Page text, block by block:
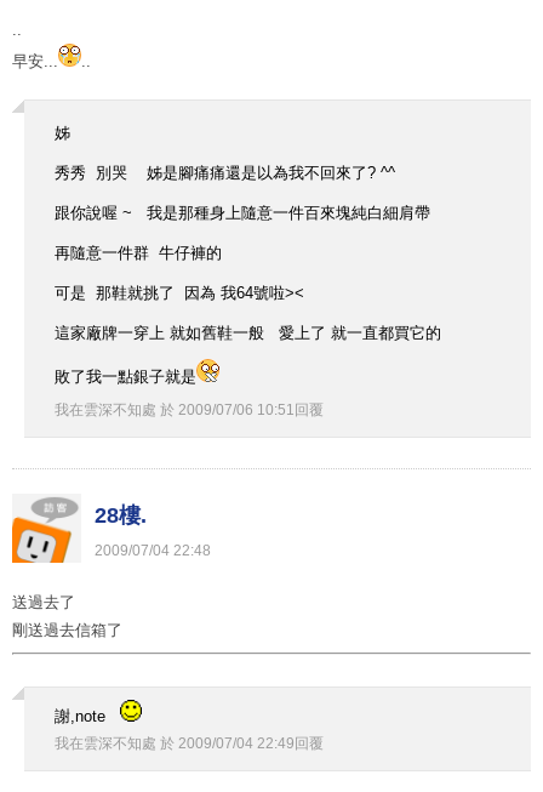
..
早安...
..
姊
秀秀 別哭 姊是腳痛痛還是以為我不回來了? ^^
跟你說喔 ~ 我是那種身上隨意一件百來塊純白細肩帶
再隨意一件群 牛仔褲的
可是 那鞋就挑了 因為 我64號啦><
這家廠牌一穿上 就如舊鞋一般 愛上了 就一直都買它的
敗了我一點銀子就是
我在雲深不知處 於 2009/07/06 10:51 回覆
28樓.
2009/07/04 22:48
送過去了
剛送過去信箱了
謝,note
我在雲深不知處 於 2009/07/04 22:49 回覆